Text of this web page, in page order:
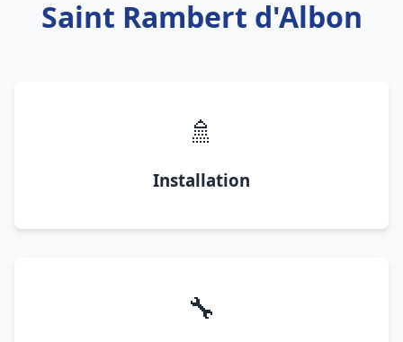
Saint Rambert d'Albon
🚿
Installation
🔧